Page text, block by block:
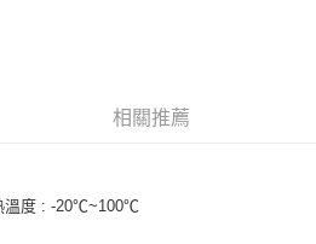
相關推薦
溫度 : -20℃~100℃